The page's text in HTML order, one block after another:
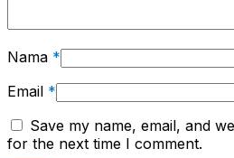
Nama *
Email *
Save my name, email, and
for the next time I comment.